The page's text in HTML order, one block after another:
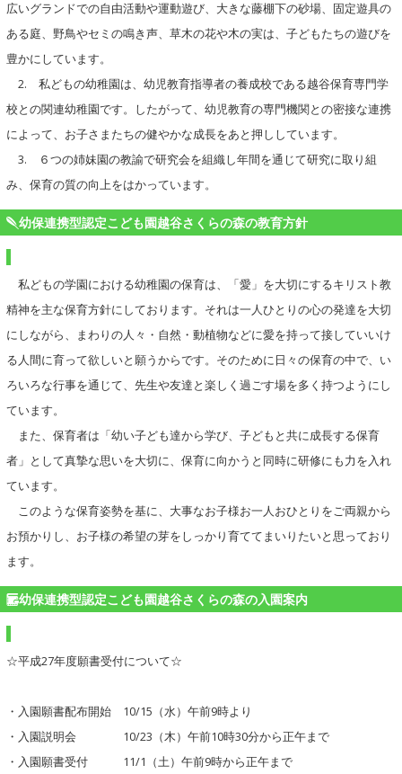
広いグランドでの自由活動や運動遊び、大きな藤棚下の砂場、固定遊具の
ある庭、野鳥やセミの鳴き声、草木の花や木の実は、子どもたちの遊びを
豊かにしています。
2. 私どもの幼稚園は、幼児教育指導者の養成校である越谷保育専門学
校との関連幼稚園です。したがって、幼児教育の専門機関との密接な連携
によって、お子さまたちの健やかな成長をあと押ししています。
3. ６つの姉妹園の教諭で研究会を組織し年間を通じて研究に取り組
み、保育の質の向上をはかっています。
幼保連携型認定こども園越谷さくらの森の教育方針
私どもの学園における幼稚園の保育は、「愛」を大切にするキリスト教
精神を主な保育方針にしております。それは一人ひとりの心の発達を大切
にしながら、まわりの人々・自然・動植物などに愛を持って接していいけ
る人間に育って欲しいと願うからです。そのために日々の保育の中で、い
ろいろな行事を通じて、先生や友達と楽しく過ごす場を多く持つようにし
ています。
また、保育者は「幼い子ども達から学び、子どもと共に成長する保育
者」として真摯な思いを大切に、保育に向かうと同時に研修にも力を入れ
ています。
このような保育姿勢を基に、大事なお子様お一人おひとりをご両親から
お預かりし、お子様の希望の芽をしっかり育ててまいりたいと思っており
ます。
幼保連携型認定こども園越谷さくらの森の入園案内
☆平成27年度願書受付について☆
・入園願書配布開始 10/15（水）午前9時より
・入園説明会 10/23（木）午前10時30分から正午まで
・入園願書受付 11/1（土）午前9時から正午まで